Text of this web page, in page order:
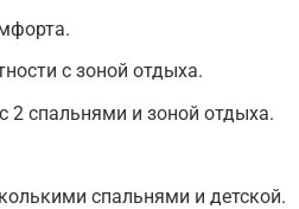
с зоной отдыха.
спальнями и зоной отдыха.
спальнями и детской.